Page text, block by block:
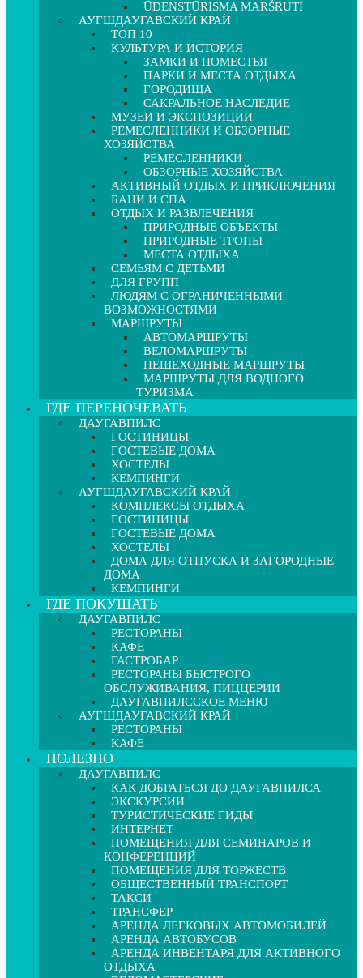
ŪDENSTŪRISMA MARŠRUTI
АУГШДАУГАВСКИЙ КРАЙ
ТОП 10
КУЛЬТУРА И ИСТОРИЯ
ЗАМКИ И ПОМЕСТЬЯ
ПАРКИ И МЕСТА ОТДЫХА
ГОРОДИЩА
САКРАЛЬНОЕ НАСЛЕДИЕ
МУЗЕИ И ЭКСПОЗИЦИИ
РЕМЕСЛЕННИКИ И ОБЗОРНЫЕ
ХОЗЯЙСТВА
РЕМЕСЛЕННИКИ
ОБЗОРНЫЕ ХОЗЯЙСТВА
АКТИВНЫЙ ОТДЫХ И ПРИКЛЮЧЕНИЯ
БАНИ И СПА
ОТДЫХ И РАЗВЛЕЧЕНИЯ
ПРИРОДНЫЕ ОБЪЕКТЫ
ПРИРОДНЫЕ ТРОПЫ
МЕСТА ОТДЫХА
СЕМЬЯМ С ДЕТЬМИ
ДЛЯ ГРУПП
ЛЮДЯМ С ОГРАНИЧЕННЫМИ
ВОЗМОЖНОСТЯМИ
МАРШРУТЫ
АВТОМАРШРУТЫ
ВЕЛОМАРШРУТЫ
ПЕШЕХОДНЫЕ МАРШРУТЫ
МАРШРУТЫ ДЛЯ ВОДНОГО
ТУРИЗМА
ГДЕ ПЕРЕНОЧЕВАТЬ
ДАУГАВПИЛС
ГОСТИНИЦЫ
ГОСТЕВЫЕ ДОМА
ХОСТЕЛЫ
КЕМПИНГИ
АУГШДАУГАВСКИЙ КРАЙ
КОМПЛЕКСЫ ОТДЫХА
ГОСТИНИЦЫ
ГОСТЕВЫЕ ДОМА
ХОСТЕЛЫ
ДОМА ДЛЯ ОТПУСКА И ЗАГОРОДНЫЕ
ДОМА
КЕМПИНГИ
ГДЕ ПОКУШАТЬ
ДАУГАВПИЛС
РЕСТОРАНЫ
КАФЕ
ГАСТРОБАР
РЕСТОРАНЫ БЫСТРОГО
ОБСЛУЖИВАНИЯ, ПИЦЦЕРИИ
ДАУГАВПИЛССКОЕ МЕНЮ
АУГШДАУГАВСКИЙ КРАЙ
РЕСТОРАНЫ
КАФЕ
ПОЛЕЗНО
ДАУГАВПИЛС
КАК ДОБРАТЬСЯ ДО ДАУГАВПИЛСА
ЭКСКУРСИИ
ТУРИСТИЧЕСКИЕ ГИДЫ
ИНТЕРНЕТ
ПОМЕЩЕНИЯ ДЛЯ СЕМИНАРОВ И
КОНФЕРЕНЦИЙ
ПОМЕЩЕНИЯ ДЛЯ ТОРЖЕСТВ
ОБЩЕСТВЕННЫЙ ТРАНСПОРТ
ТАКСИ
ТРАНСФЕР
АРЕНДА ЛЕГКОВЫХ АВТОМОБИЛЕЙ
АРЕНДА АВТОБУСОВ
АРЕНДА ИНВЕНТАРЯ ДЛЯ АКТИВНОГО
ОТДЫХА